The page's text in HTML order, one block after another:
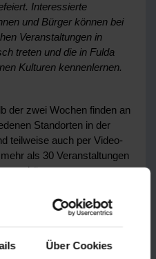
Über Cookies
Interessierte
und Bürger können bei
Veranstaltungen in
treten und die in Fulda
Kulturen kennenlernen.
der zwei Wochen finden an
Standorten in der
teilweise auch per Video-
als 30 Veranstaltungen
gehören:
Treffen wie zum
das der interkulturellen
Mitmach-Angebote wie